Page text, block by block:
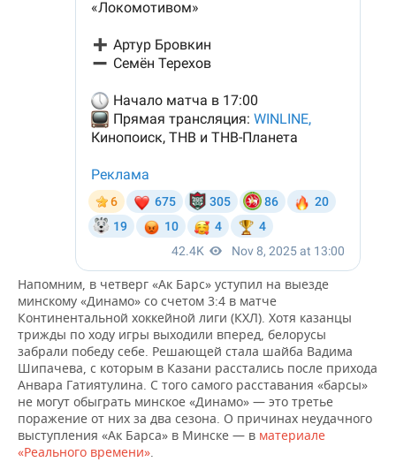
Напомним, в четверг «Ак Барс» уступил на выезде
минскому «Динамо» со счетом 3:4 в матче
Континентальной хоккейной лиги (КХЛ). Хотя казанцы
трижды по ходу игры выходили вперед, белорусы
забрали победу себе. Решающей стала шайба Вадима
Шипачева, с которым в Казани расстались после прихода
Анвара Гатиятулина. С того самого расставания «барсы»
не могут обыграть минское «Динамо» — это третье
поражение от них за два сезона. О причинах неудачного
выступления «Ак Барса» в Минске — в материале
«Реального времени».